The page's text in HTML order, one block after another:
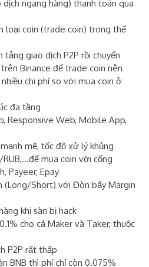
ngang hàng) thanh toán qua
loại coin (trade coin) trong thế
tảng giao dịch P2P rồi chuyển
Binance để trade coin nên
chi phí so với mua coin ở
đa tầng
Responsive Web, Mobile App,
mẽ, tốc độ xử lý khủng
mua coin với cổng
Payeer, Epay
(Long/Short) với Đòn bẩy Margin
khi sàn bị hack
cho cả Maker và Taker, thuộc
P2P rất thấp
BNB thì phí chỉ còn 0.075%